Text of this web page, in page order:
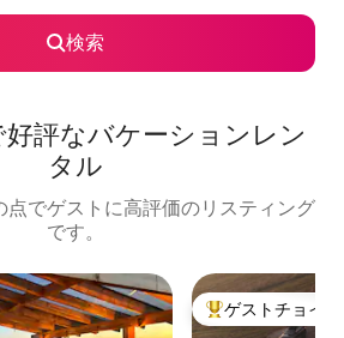
検索
評なバケーションレン
タル
点でゲストに高評価のリスティング
です。
スです。 大好評のゲスト
ゲストチョイス